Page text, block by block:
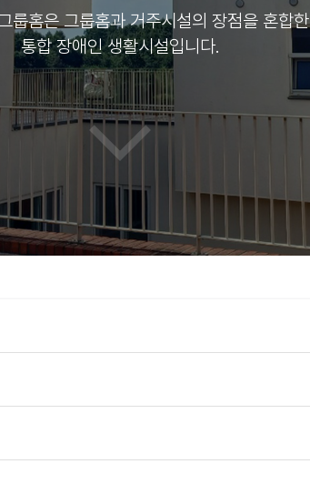
룹홈은 그룹홈과 거주시설의 장점을 혼합한
통합 장애인 생활시설입니다.